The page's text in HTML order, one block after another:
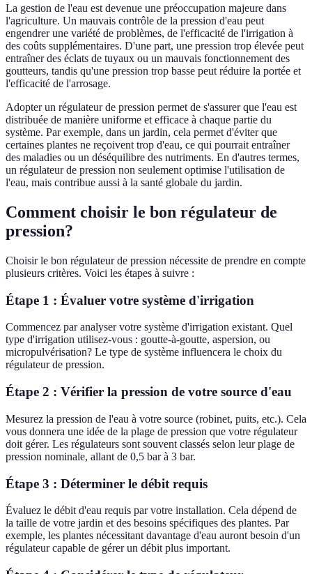
La gestion de l'eau est devenue une préoccupation majeure dans
l'agriculture. Un mauvais contrôle de la pression d'eau peut
engendrer une variété de problèmes, de l'efficacité de l'irrigation à
des coûts supplémentaires. D'une part, une pression trop élevée peut
entraîner des éclats de tuyaux ou un mauvais fonctionnement des
goutteurs, tandis qu'une pression trop basse peut réduire la portée et
l'efficacité de l'arrosage.
Adopter un régulateur de pression permet de s'assurer que l'eau est
distribuée de manière uniforme et efficace à chaque partie du
système. Par exemple, dans un jardin, cela permet d'éviter que
certaines plantes ne reçoivent trop d'eau, ce qui pourrait entraîner
des maladies ou un déséquilibre des nutriments. En d'autres termes,
un régulateur de pression non seulement optimise l'utilisation de
l'eau, mais contribue aussi à la santé globale du jardin.
Comment choisir le bon régulateur de
pression?
Choisir le bon régulateur de pression nécessite de prendre en compte
plusieurs critères. Voici les étapes à suivre :
Étape 1 : Évaluer votre système d'irrigation
Commencez par analyser votre système d'irrigation existant. Quel
type d'irrigation utilisez-vous : goutte-à-goutte, aspersion, ou
micropulvérisation? Le type de système influencera le choix du
régulateur de pression.
Étape 2 : Vérifier la pression de votre source d'eau
Mesurez la pression de l'eau à votre source (robinet, puits, etc.). Cela
vous donnera une idée de la plage de pression que votre régulateur
doit gérer. Les régulateurs sont souvent classés selon leur plage de
pression nominale, allant de 0,5 bar à 3 bar.
Étape 3 : Déterminer le débit requis
Évaluez le débit d'eau requis par votre installation. Cela dépend de
la taille de votre jardin et des besoins spécifiques des plantes. Par
exemple, les plantes nécessitant davantage d'eau auront besoin d'un
régulateur capable de gérer un débit plus important.